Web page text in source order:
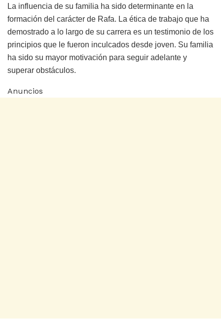
La influencia de su familia ha sido determinante en la
formación del carácter de Rafa. La ética de trabajo que ha
demostrado a lo largo de su carrera es un testimonio de los
principios que le fueron inculcados desde joven. Su familia
ha sido su mayor motivación para seguir adelante y
superar obstáculos.
Anuncios